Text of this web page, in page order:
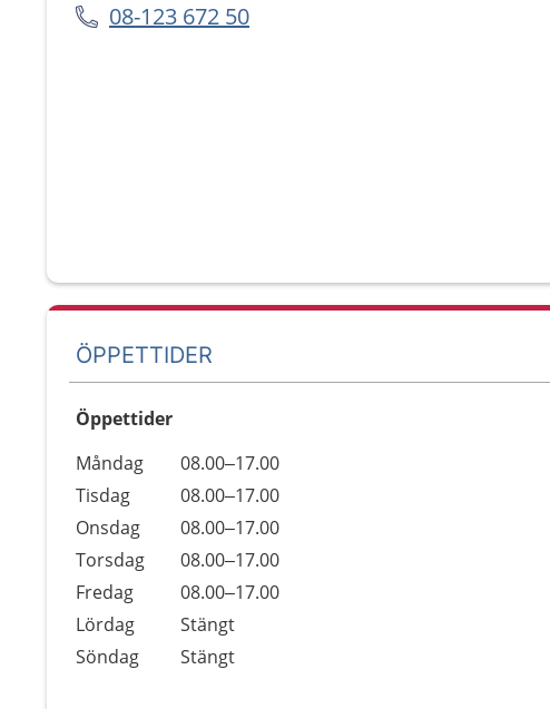
08-123 672 50
ÖPPETTIDER
Öppettider
Dag
Öppettider
Kommentarer
Måndag
08.00–17.00
Tisdag
08.00–17.00
Onsdag
08.00–17.00
Torsdag
08.00–17.00
Fredag
08.00–17.00
Lördag
Stängt
Söndag
Stängt